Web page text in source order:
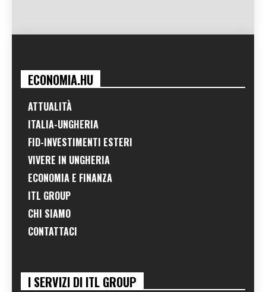
ECONOMIA.HU
ATTUALITÀ
ITALIA-UNGHERIA
FID-INVESTIMENTI ESTERI
VIVERE IN UNGHERIA
ECONOMIA E FINANZA
ITL GROUP
CHI SIAMO
CONTATTACI
I SERVIZI DI ITL GROUP